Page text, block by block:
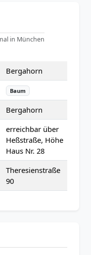
in München
Bergahorn
Baum
Bergahorn
erreichbar über
Heßstraße, Höhe
Haus Nr. 28
Theresienstraße
90